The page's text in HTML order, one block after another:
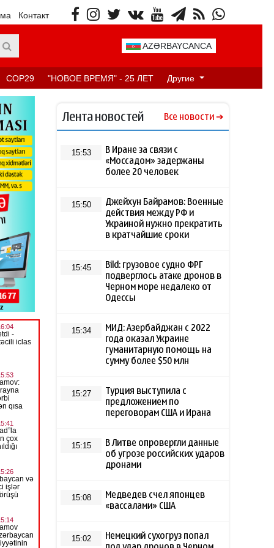
Контакт
AZƏRBAYCANCA
COP29 "НОВОЕ ВРЕМЯ" - 25 ЛЕТ Другие
Лента новостей Все новости
15:53
В Иране за связи с
«Моссадом» задержаны
более 20 человек
15:50
Джейхун Байрамов: Военные
действия между РФ и
Украиной нужно прекратить
в кратчайшие сроки
15:45
Bild: грузовое судно ФРГ
подверглось атаке дронов в
Черном море недалеко от
Одессы
15:34
МИД: Азербайджан с 2022
года оказал Украине
гуманитарную помощь на
сумму более $50 млн
15:27
Турция выступила с
предложением по
переговорам США и Ирана
15:15
В Литве опровергли данные
об угрозе российских ударов
дронами
15:08
Медведев счел японцев
«вассалами» США
15:02
Немецкий сухогруз попал